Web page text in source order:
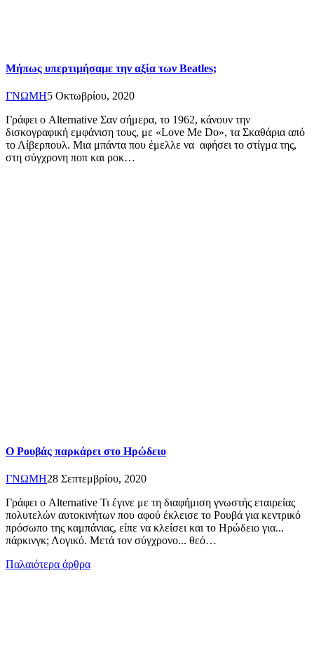
Μήπως υπερτιμήσαμε την αξία των Beatles;
ΓΝΩΜΗ5 Οκτωβρίου, 2020
Γράφει ο Alternative Σαν σήμερα, το 1962, κάνουν την
δισκογραφική εμφάνιση τους, με «Love Me Do», τα Σκαθάρια από
το Λίβερπουλ. Μια μπάντα που έμελλε να αφήσει το στίγμα της,
στη σύγχρονη ποπ και ροκ…
Ο Ρουβάς παρκάρει στο Ηρώδειο
ΓΝΩΜΗ28 Σεπτεμβρίου, 2020
Γράφει ο Alternative Τι έγινε με τη διαφήμιση γνωστής εταιρείας
πολυτελών αυτοκινήτων που αφού έκλεισε το Ρουβά για κεντρικό
πρόσωπο της καμπάνιας, είπε να κλείσει και το Ηρώδειο για...
πάρκινγκ; Λογικό. Μετά τον σύγχρονο... θεό…
Πλοήγηση
Παλαιότερα άρθρα